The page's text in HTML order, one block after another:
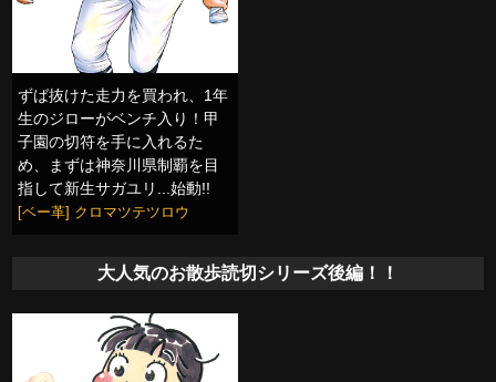
ずば抜けた走力を買われ、1年
生のジローがベンチ入り！甲
子園の切符を手に入れるた
め、まずは神奈川県制覇を目
指して新生サガユリ...始動!!
[ベー革] クロマツテツロウ
大人気のお散歩読切シリーズ後編！！